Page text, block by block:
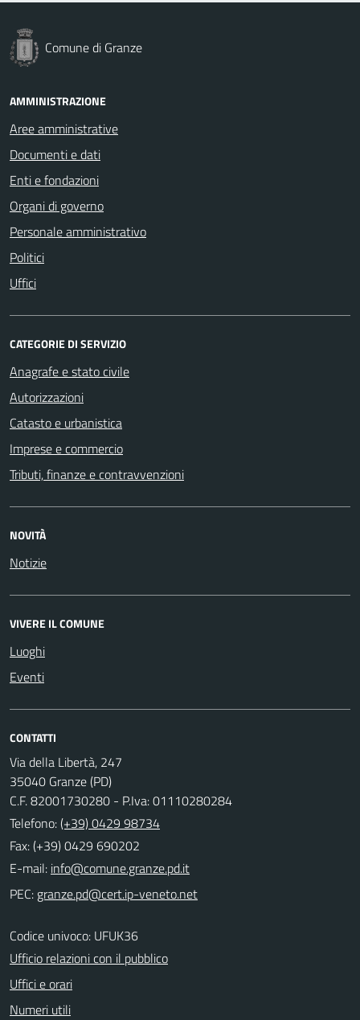
Comune di Granze
AMMINISTRAZIONE
Aree amministrative
Documenti e dati
Enti e fondazioni
Organi di governo
Personale amministrativo
Politici
Uffici
CATEGORIE DI SERVIZIO
Anagrafe e stato civile
Autorizzazioni
Catasto e urbanistica
Imprese e commercio
Tributi, finanze e contravvenzioni
NOVITÀ
Notizie
VIVERE IL COMUNE
Luoghi
Eventi
CONTATTI
Via della Libertà, 247
35040 Granze (PD)
C.F. 82001730280 - P.Iva: 01110280284
Telefono:(+39) 0429 98734
Fax: (+39) 0429 690202
E-mail:
PEC:
Codice univoco: UFUK36
Ufficio relazioni con il pubblico
Uffici e orari
Numeri utili